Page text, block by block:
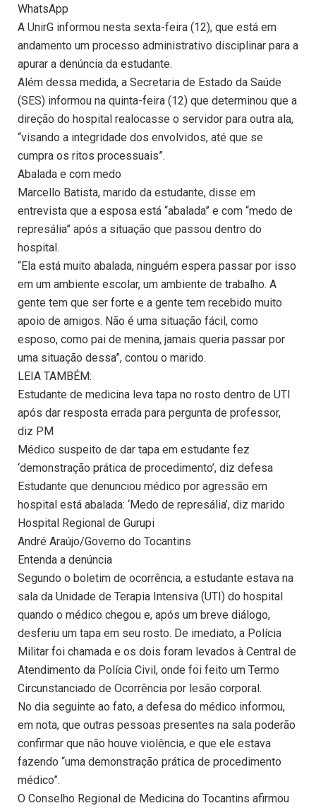
WhatsApp
A UnirG informou nesta sexta-feira (12), que está em
andamento um processo administrativo disciplinar para a
apurar a denúncia da estudante.
Além dessa medida, a Secretaria de Estado da Saúde
(SES) informou na quinta-feira (12) que determinou que a
direção do hospital realocasse o servidor para outra ala,
“visando a integridade dos envolvidos, até que se
cumpra os ritos processuais”.
Abalada e com medo
Marcello Batista, marido da estudante, disse em
entrevista que a esposa está “abalada” e com “medo de
represália” após a situação que passou dentro do
hospital.
“Ela está muito abalada, ninguém espera passar por isso
em um ambiente escolar, um ambiente de trabalho. A
gente tem que ser forte e a gente tem recebido muito
apoio de amigos. Não é uma situação fácil, como
esposo, como pai de menina, jamais queria passar por
uma situação dessa”, contou o marido.
LEIA TAMBÉM:
Estudante de medicina leva tapa no rosto dentro de UTI
após dar resposta errada para pergunta de professor,
diz PM
Médico suspeito de dar tapa em estudante fez
‘demonstração prática de procedimento’, diz defesa
Estudante que denunciou médico por agressão em
hospital está abalada: ‘Medo de represália’, diz marido
Hospital Regional de Gurupi
André Araújo/Governo do Tocantins
Entenda a denúncia
Segundo o boletim de ocorrência, a estudante estava na
sala da Unidade de Terapia Intensiva (UTI) do hospital
quando o médico chegou e, após um breve diálogo,
desferiu um tapa em seu rosto. De imediato, a Polícia
Militar foi chamada e os dois foram levados à Central de
Atendimento da Polícia Civil, onde foi feito um Termo
Circunstanciado de Ocorrência por lesão corporal.
No dia seguinte ao fato, a defesa do médico informou,
em nota, que outras pessoas presentes na sala poderão
confirmar que não houve violência, e que ele estava
fazendo “uma demonstração prática de procedimento
médico”.
O Conselho Regional de Medicina do Tocantins afirmou